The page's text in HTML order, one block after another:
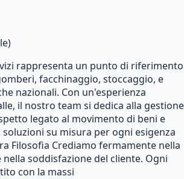
rappresenta un punto di riferimento
facchinaggio, stoccaggio, e
nazionali. Con un'esperienza
il nostro team si dedica alla gestione
legato al movimento di beni e
su misura per ogni esigenza
Filosofia Crediamo fermamente nella
soddisfazione del cliente. Ogni
con la massi